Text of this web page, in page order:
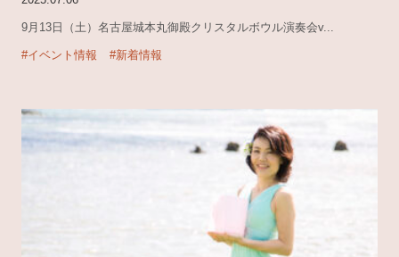
9月13日（土）名古屋城本丸御殿クリスタルボウル演奏会v...
#イベント情報 #新着情報